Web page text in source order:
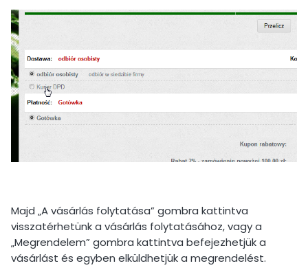
Majd „A vásárlás folytatása” gombra kattintva
visszatérhetünk a vásárlás folytatásához, vagy a
„Megrendelem” gombra kattintva befejezhetjük a
vásárlást és egyben elküldhetjük a megrendelést.